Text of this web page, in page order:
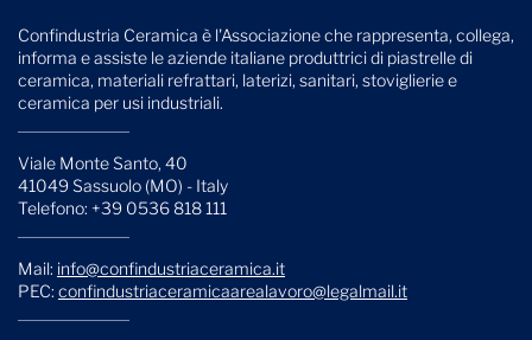
Confindustria Ceramica è l'Associazione che rappresenta, collega,
informa e assiste le aziende italiane produttrici di piastrelle di
ceramica, materiali refrattari, laterizi, sanitari, stoviglierie e
ceramica per usi industriali.
Viale Monte Santo, 40
41049 Sassuolo (MO) - Italy
Telefono: +39 0536 818 111
Mail: info@confindustriaceramica.it
PEC: confindustriaceramicaarealavoro@legalmail.it